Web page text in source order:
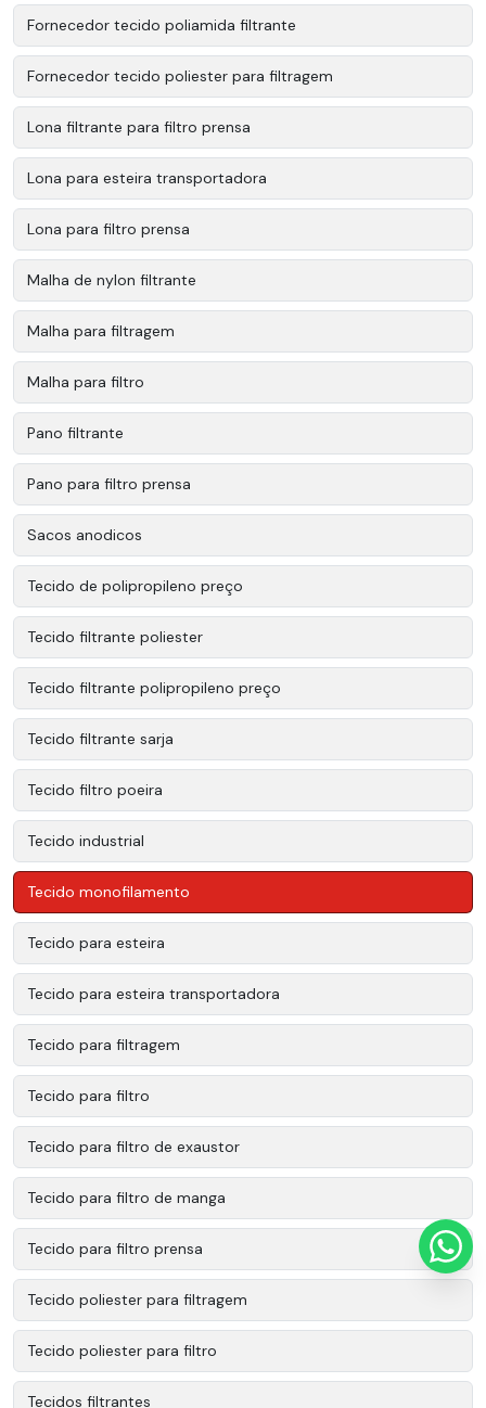
Fornecedor tecido poliamida filtrante
Fornecedor tecido poliester para filtragem
Lona filtrante para filtro prensa
Lona para esteira transportadora
Lona para filtro prensa
Malha de nylon filtrante
Malha para filtragem
Malha para filtro
Pano filtrante
Pano para filtro prensa
Sacos anodicos
Tecido de polipropileno preço
Tecido filtrante poliester
Tecido filtrante polipropileno preço
Tecido filtrante sarja
Tecido filtro poeira
Tecido industrial
Tecido monofilamento
Tecido para esteira
Tecido para esteira transportadora
Tecido para filtragem
Tecido para filtro
Tecido para filtro de exaustor
Tecido para filtro de manga
Tecido para filtro prensa
Tecido poliester para filtragem
Tecido poliester para filtro
Tecidos filtrantes